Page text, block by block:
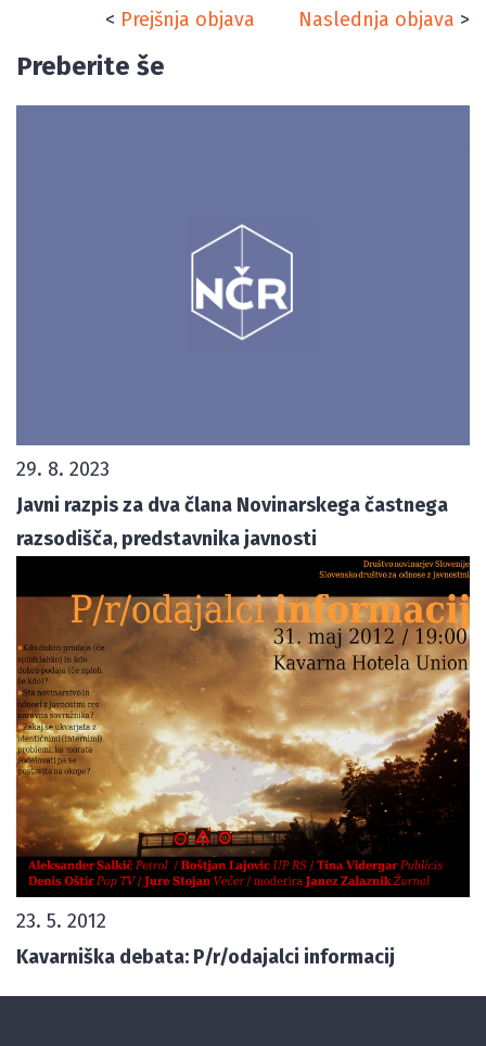
< Prejšnja objava Naslednja objava >
Preberite še
29. 8. 2023
Javni razpis za dva člana Novinarskega častnega
razsodišča, predstavnika javnosti
23. 5. 2012
Kavarniška debata: P/r/odajalci informacij